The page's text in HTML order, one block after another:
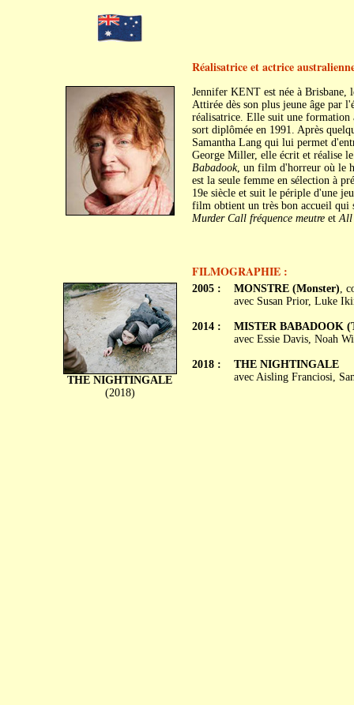
Réalisatrice et actrice
Jennifer KENT est née à Brisbane,
Attirée dès son plus jeune âge par
réalisatrice. Elle suit une formation
sort diplômée en 1991. Après
Samantha Lang qui lui permet
George Miller, elle écrit et réalise
Babadook, un film d'horreur où le
est la seule femme en sélection à
19e siècle et suit le périple d'une
film obtient un très bon accueil qui
Murder Call fréquence meutreetAll
FILMOGRAPHIE :
THE NIGHTINGALE
(2018)
2005 :
2014 :
2018 :
MONSTRE (Monster),
avec Susan Prior, Luke
MISTER BABADOOK
avec Essie Davis, Noah
THE NIGHTINGALE
avec Aisling Franciosi,